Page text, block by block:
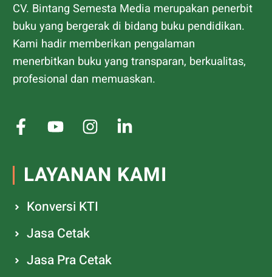
CV. Bintang Semesta Media merupakan penerbit
buku yang bergerak di bidang buku pendidikan.
Kami hadir memberikan pengalaman
menerbitkan buku yang transparan, berkualitas,
profesional dan memuaskan.
LAYANAN KAMI
Konversi KTI
Jasa Cetak
Jasa Pra Cetak